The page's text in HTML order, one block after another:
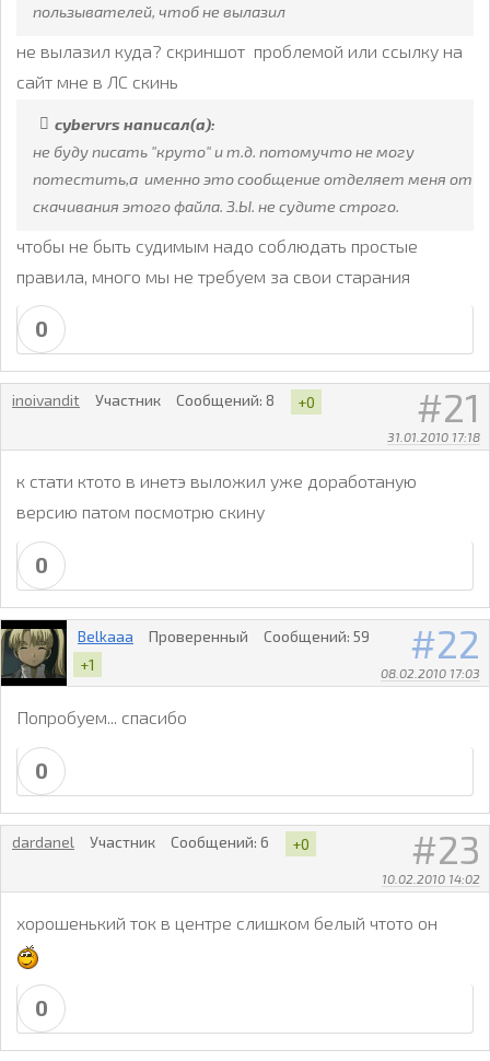
пользывателей, чтоб не вылазил
не вылазил куда? скриншот проблемой или ссылку на
сайт мне в ЛС скинь
cybervrs написал(а):
не буду писать "круто" и т.д. потомучто не могу
потестить,а именно это сообщение отделяет меня от
скачивания этого файла. З.Ы. не судите строго.
чтобы не быть судимым надо соблюдать простые
правила, много мы не требуем за свои старания
0
21
31.01.2010 17:18
inoivandit Участник Сообщений: 8 +0
к стати ктото в инетэ выложил уже доработаную
версию патом посмотрю скину
0
22
08.02.2010 17:03
Belkaaa Проверенный Сообщений: 59
+1
Попробуем... спасибо
0
23
10.02.2010 14:02
dardanel Участник Сообщений: 6 +0
хорошенький ток в центре слишком белый чтото он
0